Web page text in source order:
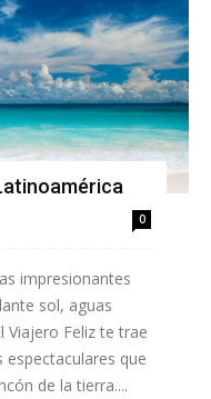
0
impresionantes
sol, aguas
Viajero Feliz te trae
espectaculares que
de la tierra....